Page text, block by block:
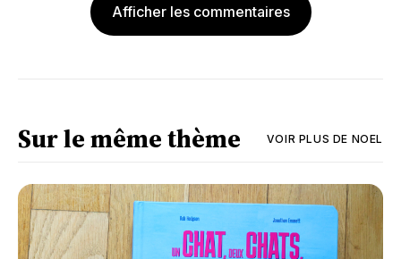
Afficher les commentaires
Sur le même thème VOIR PLUS DE NOEL